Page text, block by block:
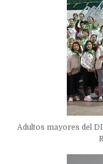
Adultos mayores del